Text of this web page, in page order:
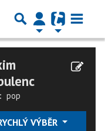
pop
VÝBĚR